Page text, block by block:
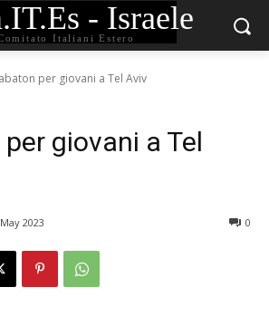
- Israele
Italiani Estero
per giovani a Tel Aviv
giovani a Tel
2023 0